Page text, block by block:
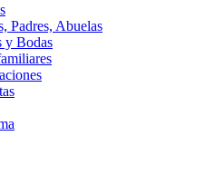
Padres, Abuelas
y Bodas